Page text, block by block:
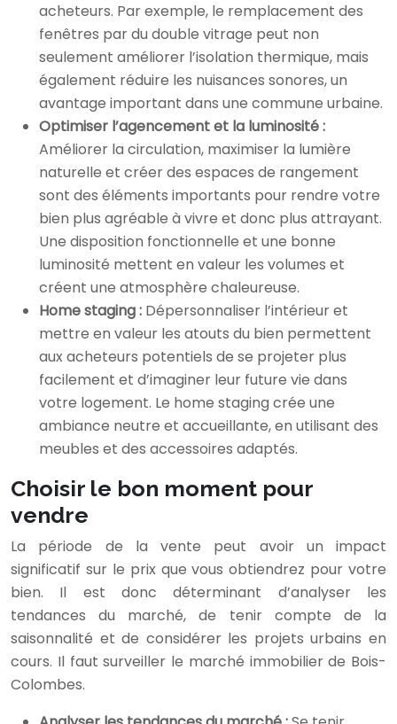
acheteurs. Par exemple, le remplacement des
fenêtres par du double vitrage peut non
seulement améliorer l’isolation thermique, mais
également réduire les nuisances sonores, un
avantage important dans une commune urbaine.
Optimiser l’agencement et la luminosité :
Améliorer la circulation, maximiser la lumière
naturelle et créer des espaces de rangement
sont des éléments importants pour rendre votre
bien plus agréable à vivre et donc plus attrayant.
Une disposition fonctionnelle et une bonne
luminosité mettent en valeur les volumes et
créent une atmosphère chaleureuse.
Home staging : Dépersonnaliser l’intérieur et
mettre en valeur les atouts du bien permettent
aux acheteurs potentiels de se projeter plus
facilement et d’imaginer leur future vie dans
votre logement. Le home staging crée une
ambiance neutre et accueillante, en utilisant des
meubles et des accessoires adaptés.
Choisir le bon moment pour
vendre
La période de la vente peut avoir un impact
significatif sur le prix que vous obtiendrez pour votre
bien. Il est donc déterminant d’analyser les
tendances du marché, de tenir compte de la
saisonnalité et de considérer les projets urbains en
cours. Il faut surveiller le marché immobilier de Bois-
Colombes.